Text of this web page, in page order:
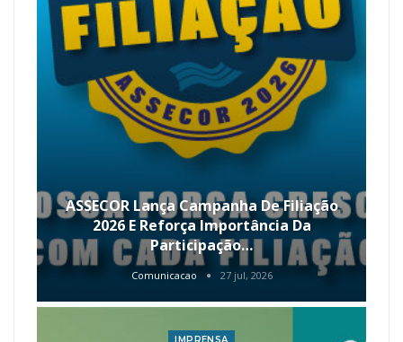
ASSECOR Lança Campanha De Filiação
2026 E Reforça Importância Da
Participação…
Comunicacao 27 jul, 2026
IMPRENSA